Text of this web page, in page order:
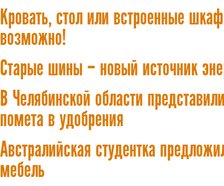
Кровать, стол или встроенные
возможно!
Старые шины – новый источник
В Челябинской области
помета в удобрения
Австралийская студентка
мебель